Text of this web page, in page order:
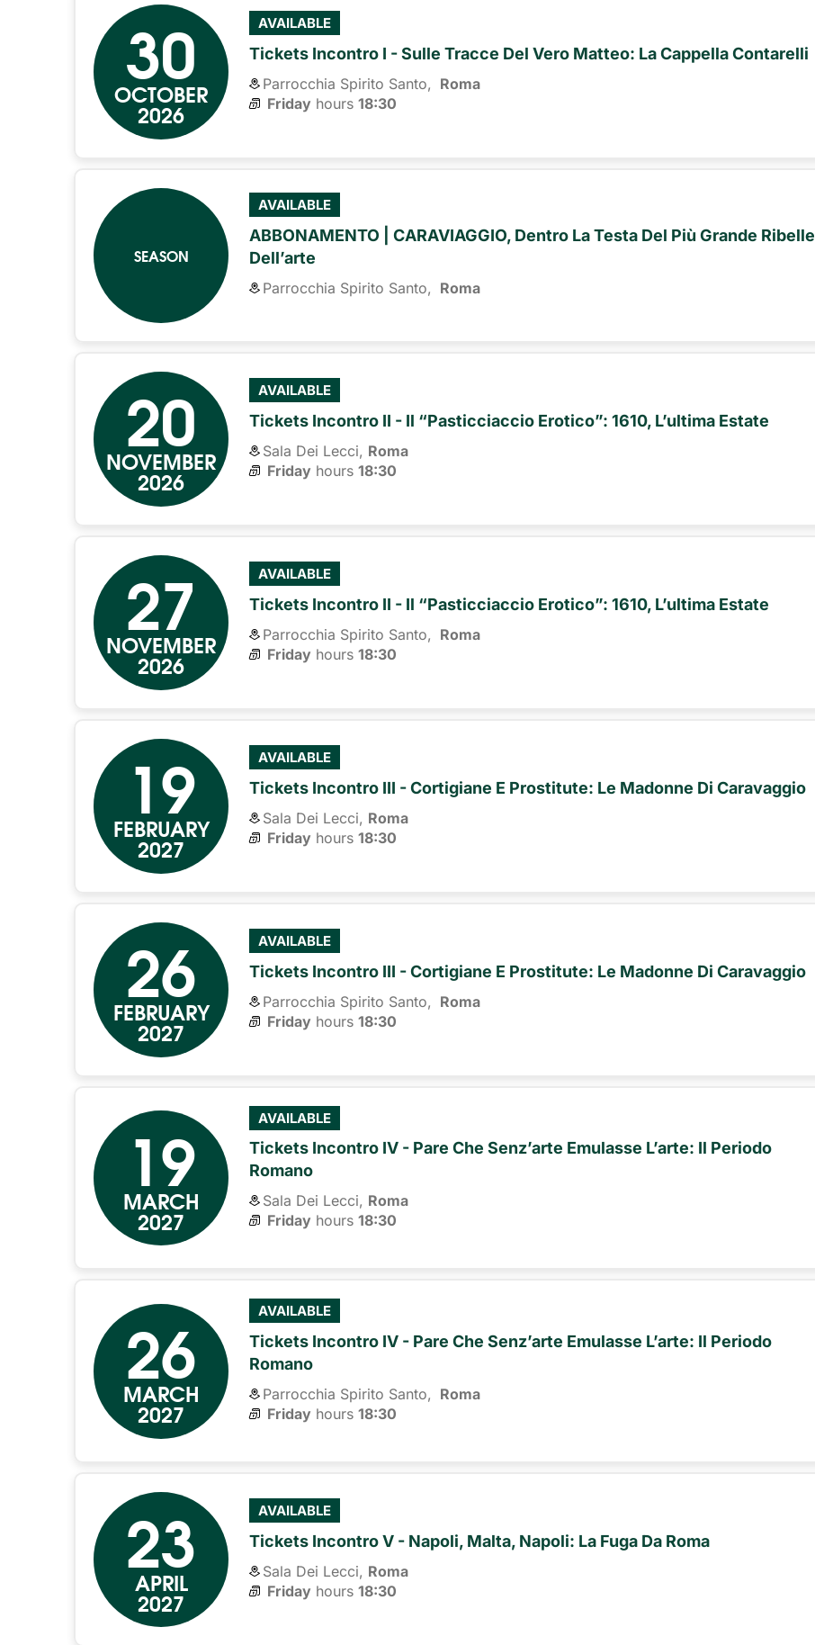
30
OCTOBER
2026
AVAILABLE
Tickets Incontro I - Sulle Tracce Del Vero Matteo: La Cappella Contarelli
Parrocchia Spirito Santo, Roma
Fridayhours 18:30
SEASON
AVAILABLE
ABBONAMENTO | CARAVIAGGIO, Dentro La Testa Del Più Grande Ribelle
Dell’arte
Parrocchia Spirito Santo, Roma
20
NOVEMBER
2026
AVAILABLE
Tickets Incontro II - Il “pasticciaccio Erotico”: 1610, L’ultima Estate
Sala Dei Lecci, Roma
Fridayhours 18:30
27
NOVEMBER
2026
AVAILABLE
Tickets Incontro II - Il “pasticciaccio Erotico”: 1610, L’ultima Estate
Parrocchia Spirito Santo, Roma
Fridayhours 18:30
19
FEBRUARY
2027
AVAILABLE
Tickets Incontro III - Cortigiane E Prostitute: Le Madonne Di Caravaggio
Sala Dei Lecci, Roma
Fridayhours 18:30
26
FEBRUARY
2027
AVAILABLE
Tickets Incontro III - Cortigiane E Prostitute: Le Madonne Di Caravaggio
Parrocchia Spirito Santo, Roma
Fridayhours 18:30
19
MARCH
2027
AVAILABLE
Tickets Incontro IV - Pare Che Senz’arte Emulasse L’arte: Il Periodo
Romano
Sala Dei Lecci, Roma
Fridayhours 18:30
26
MARCH
2027
AVAILABLE
Tickets Incontro IV - Pare Che Senz’arte Emulasse L’arte: Il Periodo
Romano
Parrocchia Spirito Santo, Roma
Fridayhours 18:30
23
APRIL
2027
AVAILABLE
Tickets Incontro V - Napoli, Malta, Napoli: La Fuga Da Roma
Sala Dei Lecci, Roma
Fridayhours 18:30